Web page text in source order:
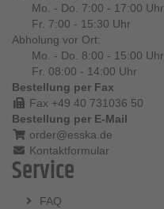
Mo. - Do. 7:00 - 17:00 Uhr
Fr. 7:00 - 15:30 Uhr
Abholung vor Ort:
Mo. - Do. 8:00 - 15:00 Uhr
Fr. 08:00 - 14:00 Uhr
Bestellung per Fax
Fax +49 40 731036 50
Bestellung per E-Mail
order@esska.de
Kontaktformular
Service
FAQ